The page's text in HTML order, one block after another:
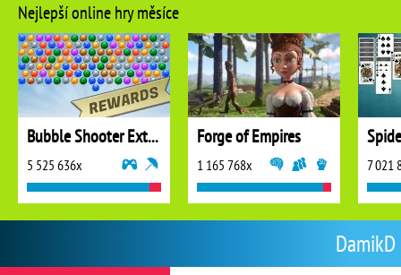
Nejlepší online hry měsíce
Bubble Shooter Extreme
5 525 636x
Forge of Empires
1 165 768x 7 021